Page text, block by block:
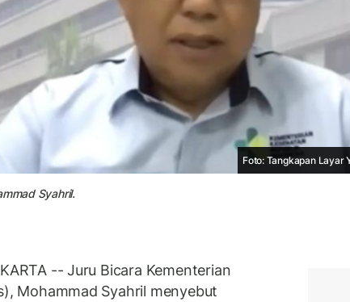
Foto: Tangkapan Layar
Syahril.
-- Juru Bicara Kementerian
Mohammad Syahril menyebut